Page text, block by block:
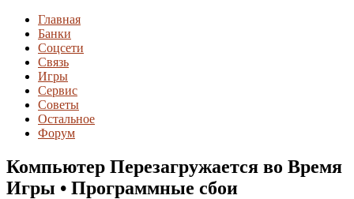
Главная
Банки
Соцсети
Связь
Игры
Сервис
Советы
Остальное
Форум
Компьютер Перезагружается во Время
Игры • Программные сбои